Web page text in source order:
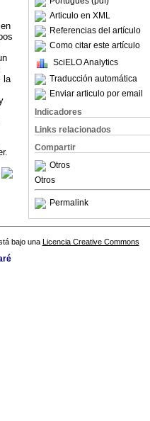
Articulo en XML
Referencias del artículo
Como citar este artículo
SciELO Analytics
Traducción automática
Enviar articulo por email
Indicadores
Links relacionados
Compartir
Otros
Otros
Permalink
la
bajo una Licencia Creative Commons